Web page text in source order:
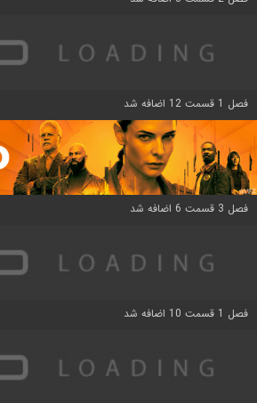
فصل 1 قسمت 12 اضافه شد
فصل 3 قسمت 6 اضافه شد
فصل 1 قسمت 10 اضافه شد